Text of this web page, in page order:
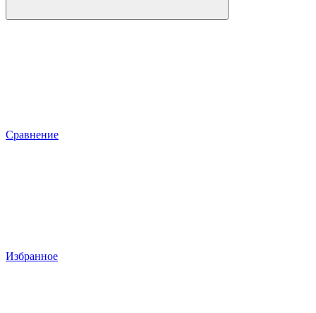
Сравнение
Избранное